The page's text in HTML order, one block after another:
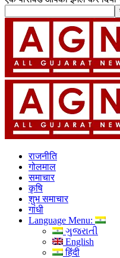
राजनीति
गोलमाल
समाचार
कृषि
शुभ समाचार
गांधी
Language Menu:
ગુજરાતી
English
हिंदी